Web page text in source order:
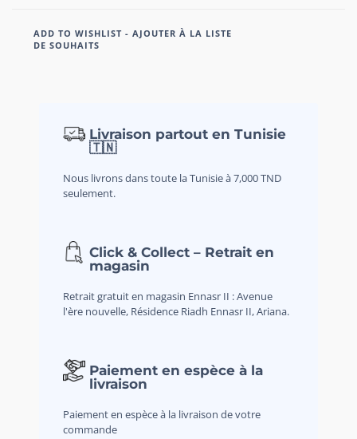
ADD TO WISHLIST - AJOUTER À LA LISTE
DE SOUHAITS
Livraison partout en Tunisie
🇹🇳
Nous livrons dans toute la Tunisie à 7,000 TND
seulement.
Click & Collect – Retrait en
magasin
Retrait gratuit en magasin Ennasr II : Avenue
l'ère nouvelle, Résidence Riadh Ennasr II, Ariana.
Paiement en espèce à la
livraison
Paiement en espèce à la livraison de votre
commande